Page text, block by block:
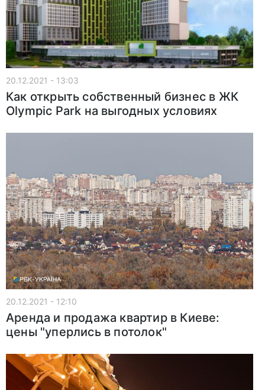
20.12.2021 - 13:03
Как открыть собственный бизнес в ЖК
Olympic Park на выгодных условиях
20.12.2021 - 12:10
Аренда и продажа квартир в Киеве:
цены "уперлись в потолок"